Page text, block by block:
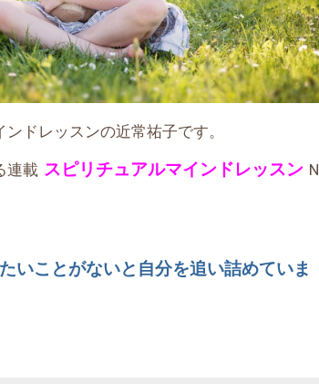
ドレッスンの近常祐子です。
連載 スピリチュアルマインドレッスン N
いことがないと自分を追い詰めていま